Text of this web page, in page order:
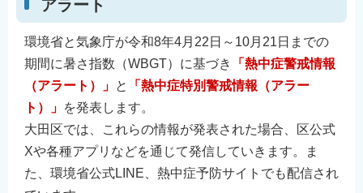
アラート
環境省と気象庁が令和8年4月22日～10月21日までの
期間に暑さ指数（WBGT）に基づき
「熱中症警戒情報
（アラート）」 と
「熱中症特別警戒情報（アラー
ト）」 を発表します。
大田区では、これらの情報が発表された場合、区公式
Xや各種アプリなどを通じて発信していきます。ま
た、環境省公式LINE、熱中症予防サイトでも配信され